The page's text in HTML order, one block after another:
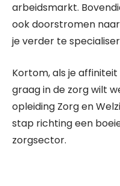
arbeidsmarkt.
ook doorstromen
je verder te
Kortom, als je
graag in de zorg wilt
opleiding Zorg en
stap richting een
zorgsector.